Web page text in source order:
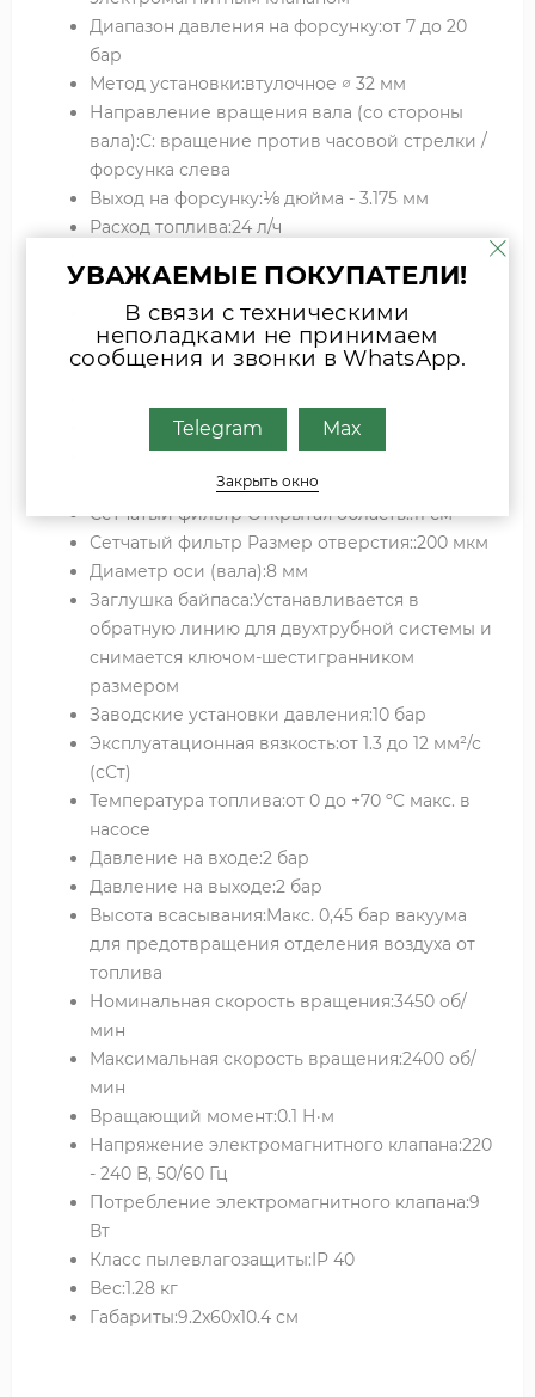
Диапазон давления на форсунку:от 7 до 20
бар
Метод установки:втулочное ∅ 32 мм
Направление вращения вала (со стороны
вала):C: вращение против часовой стрелки /
форсунка слева
Выход на форсунку:⅛ дюйма - 3.175 мм
Расход топлива:24 л/ч
6.35 мм
Установка заглушки байпаса:P: заглушка
байпаса установлена в обратную линию для
двухтрубной системы
Порт вакуумметра:⅛ дюйма - 3.175 мм
Функция клапана:Регулировка давления и
Сетчатый фильтр Открытая область::11 см²
Сетчатый фильтр Размер отверстия::200 мкм
Диаметр оси (вала):8 мм
Заглушка байпаса:Устанавливается в
обратную линию для двухтрубной системы и
снимается ключом-шестигранником
размером
Заводские установки давления:10 бар
Эксплуатационная вязкость:от 1.3 до 12 мм²/с
(сСт)
Температура топлива:от 0 до +70 ºC макс. в
насосе
Давление на входе:2 бар
Давление на выходе:2 бар
Высота всасывания:Макс. 0,45 бар вакуума
для предотвращения отделения воздуха от
топлива
Номинальная скорость вращения:3450 об/
мин
Максимальная скорость вращения:2400 об/
мин
Вращающий момент:0.1 Н·м
Напряжение электромагнитного клапана:220
- 240 В, 50/60 Гц
Потребление электромагнитного клапана:9
Вт
Класс пылевлагозащиты:IP 40
Вес:1.28 кг
Габариты:9.2x60x10.4 см
УВАЖАЕМЫЕ ПОКУПАТЕЛИ!
В связи с техническими
неполадками не принимаем
сообщения и звонки в WhatsApp.
Telegram Max
Закрыть окно